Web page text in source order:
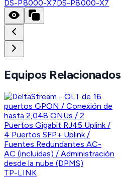
DS-P8000-X7DS-P8000-X7
Equipos Relacionados
TP-LINK